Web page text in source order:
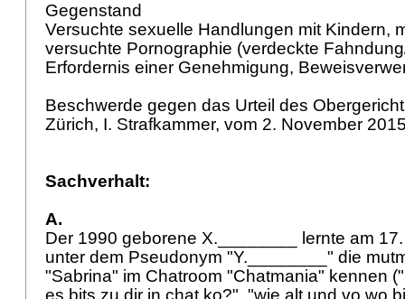
Gegenstand
Versuchte sexuelle Handlungen mit Kindern,
versuchte Pornographie (verdeckte
Erfordernis einer Genehmigung,
Beschwerde gegen das Urteil des
Zürich, I. Strafkammer, vom 2. November
Sachverhalt:
A.
Der 1990 geborene X.________ lernte am
unter dem Pseudonym "Y.________" die
"Sabrina" im Chatroom "Chatmania" kennen
es bits zu dir in chat ko?", "wie alt und vo wo